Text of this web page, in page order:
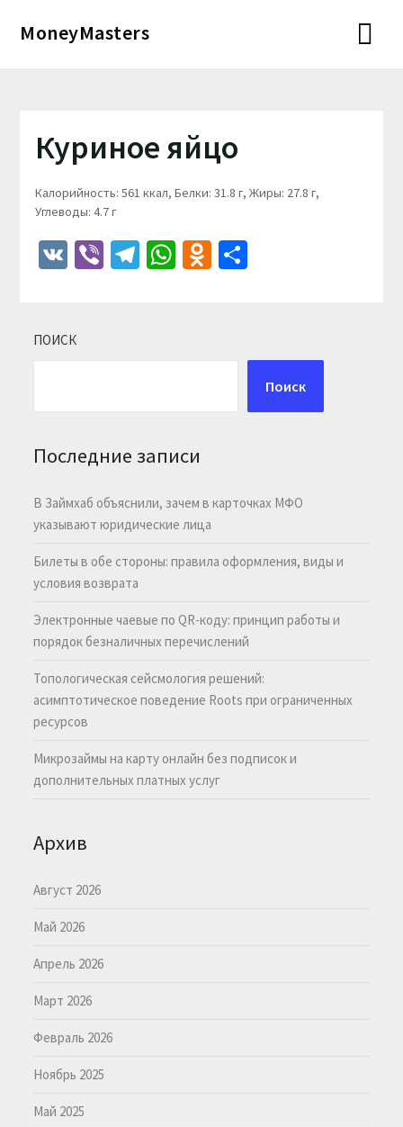
MoneyMasters
Куриное яйцо
Калорийность: 561 ккал, Белки: 31.8 г, Жиры: 27.8 г,
Углеводы: 4.7 г
VKViberTelegram
WhatsApp
Odnoklassniki
Отправить
ПОИСК
Поиск
Последние записи
В Займхаб объяснили, зачем в карточках МФО
указывают юридические лица
Билеты в обе стороны: правила оформления, виды и
условия возврата
Электронные чаевые по QR-коду: принцип работы и
порядок безналичных перечислений
Топологическая сейсмология решений:
асимптотическое поведение Roots при ограниченных
ресурсов
Микрозаймы на карту онлайн без подписок и
дополнительных платных услуг
Архив
Август 2026
Май 2026
Апрель 2026
Март 2026
Февраль 2026
Ноябрь 2025
Май 2025